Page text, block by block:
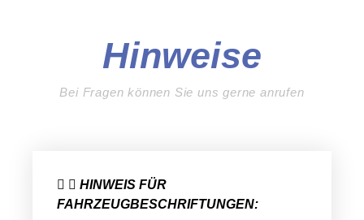
Hinweise
Bei Fragen können Sie uns gerne anrufen
HINWEIS FÜR
FAHRZEUGBESCHRIFTUNGEN: